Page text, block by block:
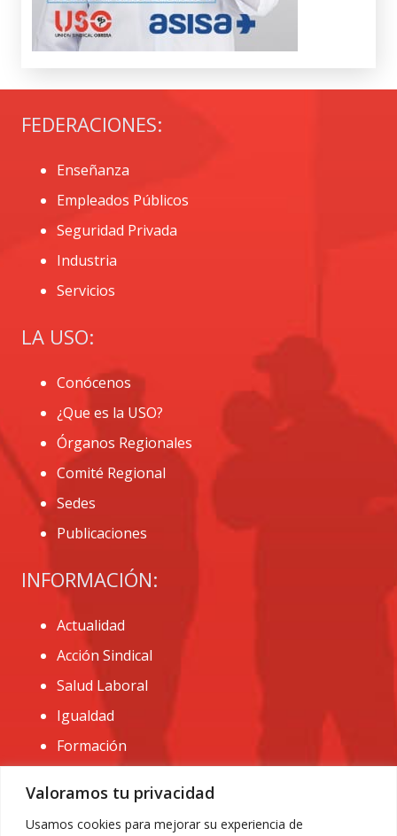
Valoramos tu privacidad
Usamos cookies para mejorar su experiencia de
FEDERACIONES:
Enseñanza
Empleados Públicos
Seguridad Privada
Industria
Servicios
LA USO:
Conócenos
¿Que es la USO?
Órganos Regionales
Comité Regional
Sedes
Publicaciones
INFORMACIÓN:
Actualidad
Acción Sindical
Salud Laboral
Igualdad
Formación
CONTACTO:
administracion@usomurcia.org